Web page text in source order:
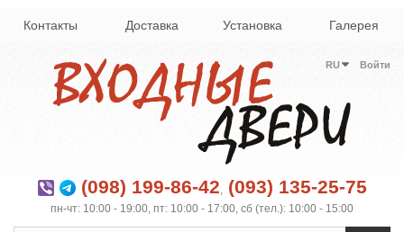
Контакты Доставка Установка Галерея
Войти
RU
(098) 199-86-42, (093) 135-25-75
пн-чт: 10:00 - 19:00, пт: 10:00 - 17:00, сб (тел.): 10:00 - 15:00